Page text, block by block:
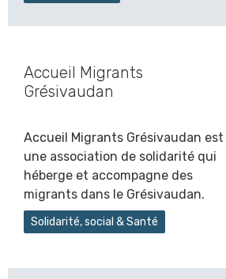
Accueil Migrants
Grésivaudan
Accueil Migrants Grésivaudan est
une association de solidarité qui
héberge et accompagne des
migrants dans le Grésivaudan.
Solidarité, social & Santé